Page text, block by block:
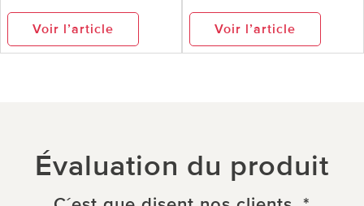
Voir l’article Voir l’article
Évaluation du produit